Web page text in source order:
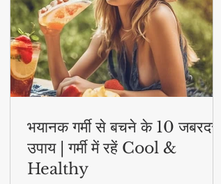
भयानक गर्मी से बचने के 10 जबरदस्त
उपाय | गर्मी में रहें Cool &
Healthy